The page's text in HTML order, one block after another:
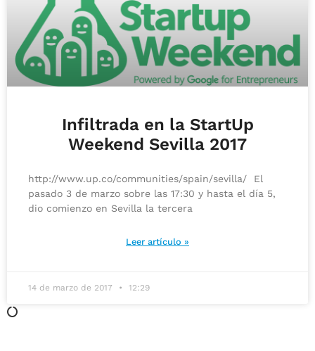
Infiltrada en la StartUp
Weekend Sevilla 2017
http://www.up.co/communities/spain/sevilla/ El
pasado 3 de marzo sobre las 17:30 y hasta el día 5,
dio comienzo en Sevilla la tercera
Leer artículo »
14 de marzo de 2017 12:29